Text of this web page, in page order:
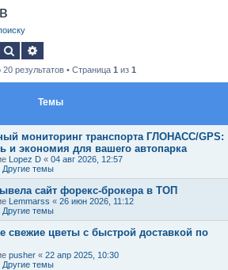
Поиск
результатов • Страница 1 из 1
Темы
мониторинг транспорта ГЛОНАСС/GPS:
и экономия для вашего автопарка
Lopez D « 04 авг 2026, 12:57
Другие темы
сайт форекс-брокера в ТОП
Lemmarss « 26 июн 2026, 11:12
Другие темы
свежие цветы с быстрой доставкой по
pusher « 22 апр 2025, 10:30
Другие темы